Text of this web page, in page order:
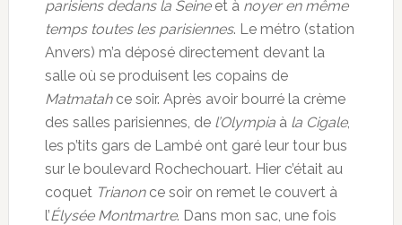
parisiens dedans la Seineet à noyer en même
temps toutes les parisiennes. Le métro (station
Anvers) m’a déposé directement devant la
salle où se produisent les copains de
Matmatahce soir. Après avoir bourré la crème
des salles parisiennes, de l’Olympiaà la Cigale,
les p’tits gars de Lambé ont garé leur tour bus
sur le boulevard Rochechouart. Hier c’était au
coquet Trianonce soir on remet le couvert à
l’Élysée Montmartre. Dans mon sac, une fois